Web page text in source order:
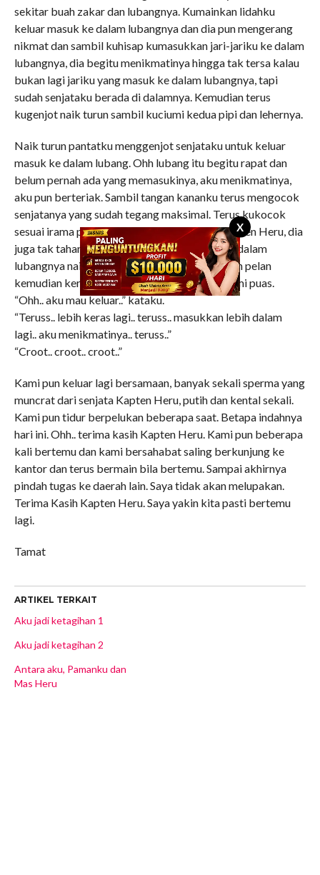
X
sekitar buah zakar dan lubangnya. Kumainkan lidahku
keluar masuk ke dalam lubangnya dan dia pun mengerang
nikmat dan sambil kuhisap kumasukkan jari-jariku ke dalam
lubangnya, dia begitu menikmatinya hingga tak tersa kalau
bukan lagi jariku yang masuk ke dalam lubangnya, tapi
sudah senjataku berada di dalamnya. Kemudian terus
kugenjot naik turun sambil kuciumi kedua pipi dan lehernya.
Naik turun pantatku menggenjot senjataku untuk keluar
masuk ke dalam lubang. Ohh lubang itu begitu rapat dan
belum pernah ada yang memasukinya, aku menikmatinya,
aku pun berteriak. Sambil tangan kananku terus mengocok
senjatanya yang sudah tegang maksimal. Terus kukocok
sesuai irama pantatku. Begitu juga dengan Kapten Heru, dia
juga tak tahan dengan permainan senjataku di dalam
lubangnya naik dan turun, keluar masuk dengan pelan
kemudian keras, pelan, dan Ohh kami puas, kami puas.
“Ohh.. aku mau keluar..” kataku.
“Teruss.. lebih keras lagi.. teruss.. masukkan lebih dalam
lagi.. aku menikmatinya.. teruss..”
“Croot.. croot.. croot..”
Kami pun keluar lagi bersamaan, banyak sekali sperma yang
muncrat dari senjata Kapten Heru, putih dan kental sekali.
Kami pun tidur berpelukan beberapa saat. Betapa indahnya
hari ini. Ohh.. terima kasih Kapten Heru. Kami pun beberapa
kali bertemu dan kami bersahabat saling berkunjung ke
kantor dan terus bermain bila bertemu. Sampai akhirnya
pindah tugas ke daerah lain. Saya tidak akan melupakan.
Terima Kasih Kapten Heru. Saya yakin kita pasti bertemu
lagi.
Tamat
ARTIKEL TERKAIT
Aku jadi ketagihan 1
Aku jadi ketagihan 2
Antara aku, Pamanku dan
Mas Heru